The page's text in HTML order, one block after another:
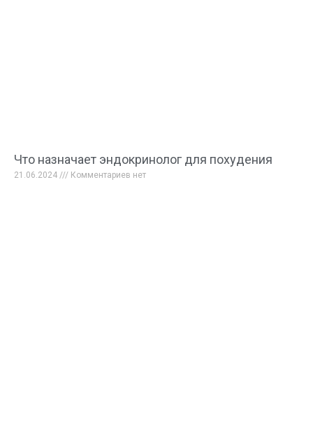
Что назначает эндокринолог для похудения
21.06.2024 Комментариев нет